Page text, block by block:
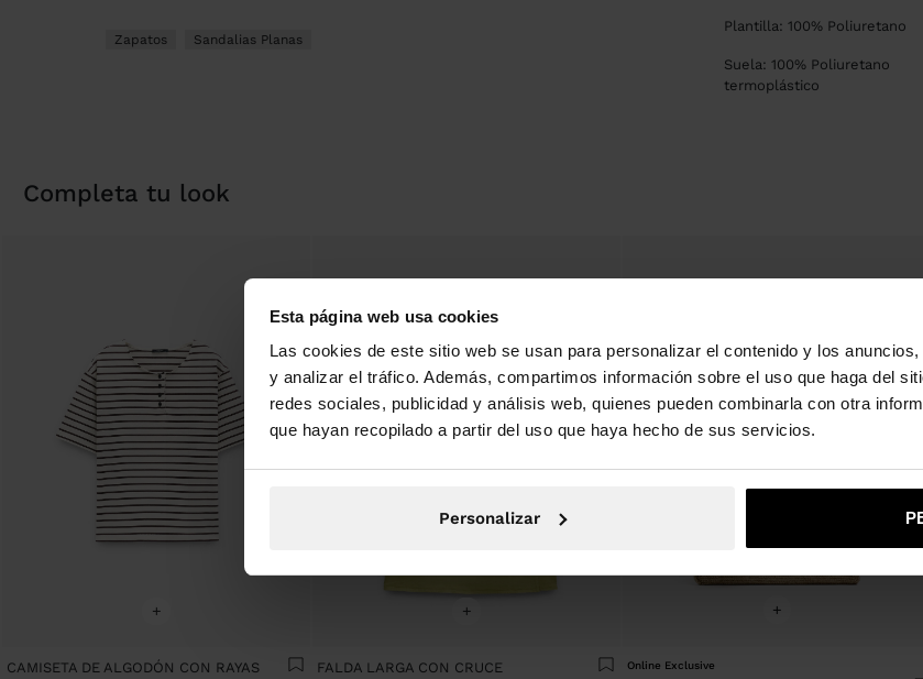
Esta página web usa cookies
Las cookies de este sitio web se usan para personalizar el contenido y los
y analizar el tráfico. Además, compartimos información sobre el uso que haga del
redes sociales, publicidad y análisis web, quienes pueden combinarla con otra
que hayan recopilado a partir del uso que haya hecho de sus servicios.
Personalizar
Zapatos Sandalias Planas
Plantilla: 100% Poliuretano
Suela: 100% Poliuretano
termoplástico
completa tu look
+
CAMISETA DE ALGODÓN CON RAYAS
+
FALDA LARGA CON CRUCE
+
Online Exclusive